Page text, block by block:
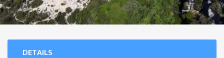
DETAILS